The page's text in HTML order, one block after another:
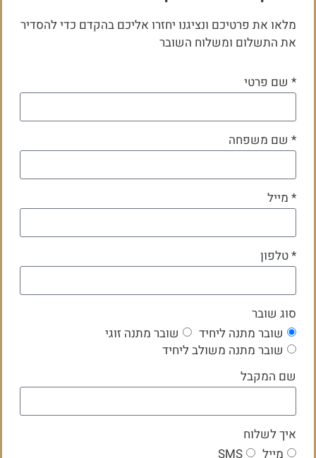
מלאו את פרטיכם ונציגנו יחזרו אליכם בהקדם כדי להסדיר
את התשלום ומשלוח השובר
* שם פרטי
* שם משפחה
* מייל
* טלפון
סוג שובר
שובר מתנה ליחיד
שובר מתנה זוגי
שובר מתנה משולב ליחיד
שם המקבל
איך לשלוח
מייל
SMS